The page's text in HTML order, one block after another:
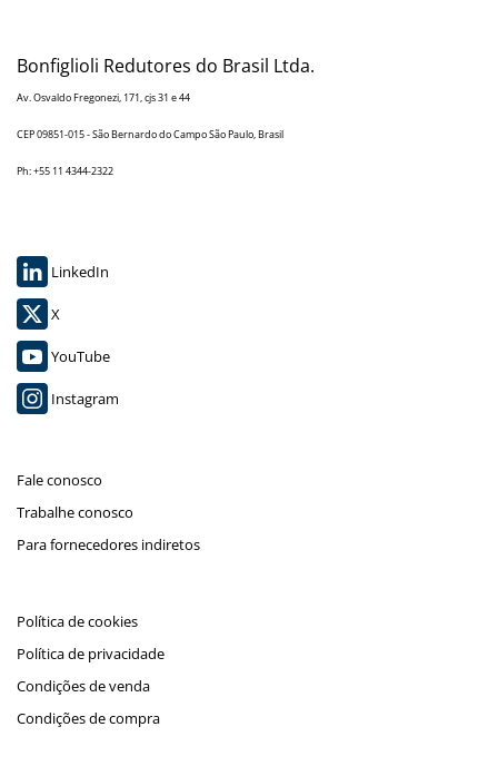
Bonfiglioli Redutores do Brasil Ltda.
Av. Osvaldo Fregonezi, 171, cjs 31 e 44
CEP 09851-015 - São Bernardo do Campo São Paulo, Brasil
Ph: +55 11 4344-2322
LinkedIn
X
YouTube
Instagram
Fale conosco
Trabalhe conosco
Para fornecedores indiretos
Política de cookies
Política de privacidade
Condições de venda
Condições de compra